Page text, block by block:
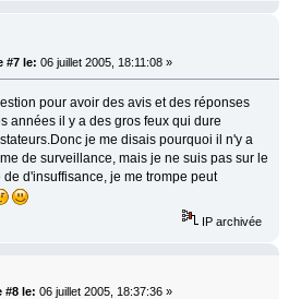
#7 le: 06 juillet 2005, 18:11:08 »
pour avoir des avis et des réponses
années il y a des gros feux qui dure
je me disais pourquoi il n'y a
de surveillance, mais je ne suis pas sur le
d'insuffisance, je me trompe peut
IP archivée
#8 le: 06 juillet 2005, 18:37:36 »